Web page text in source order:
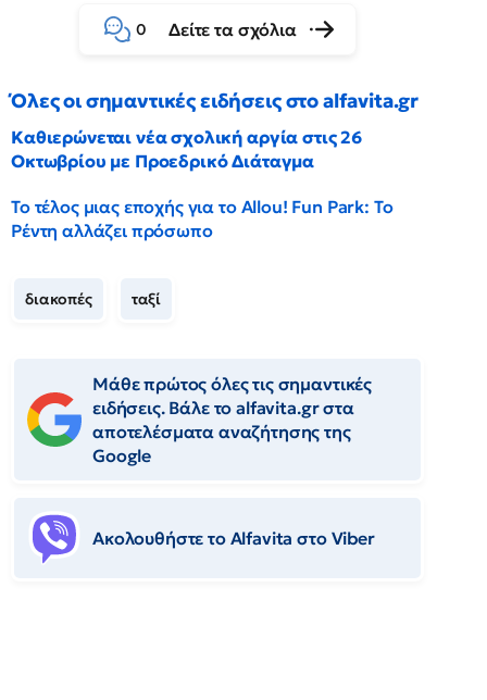
0 Δείτε τα σχόλια
Όλες οι σημαντικές ειδήσεις στο alfavita.gr
Καθιερώνεται νέα σχολική αργία στις 26
Οκτωβρίου με Προεδρικό Διάταγμα
Το τέλος μιας εποχής για το Allou! Fun Park: Το
Ρέντη αλλάζει πρόσωπο
διακοπές ταξί
Μάθε πρώτος όλες τις σημαντικές
ειδήσεις. Βάλε το alfavita.gr στα
αποτελέσματα αναζήτησης της
Google
Ακολουθήστε το Αlfavita στο Viber